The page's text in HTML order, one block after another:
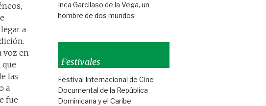
a
voz en
las
a
fue
Inca Garcilaso de la Vega, un
hombre de dos mundos
Festivales
Festival Internacional de Cine
Documental de la República
Dominicana y el Caribe